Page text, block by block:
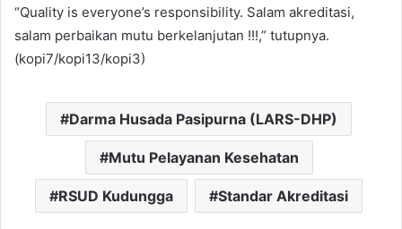
“Quality is everyone’s responsibility. Salam akreditasi,
salam perbaikan mutu berkelanjutan !!!,” tutupnya.
(kopi7/kopi13/kopi3)
Darma Husada Pasipurna (LARS-DHP)
Mutu Pelayanan Kesehatan
RSUD Kudungga Standar Akreditasi